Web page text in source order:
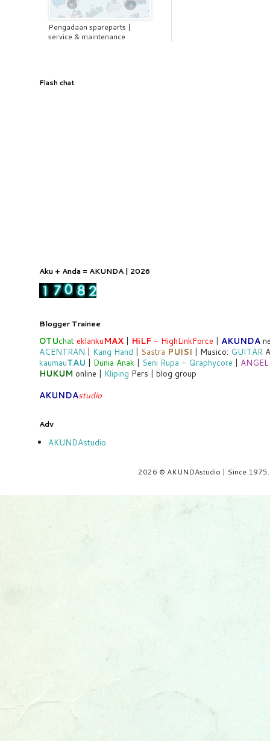
Pengadaan spareparts |
service & maintenance
Flash chat
Aku + Anda = AKUNDA | 2026
Blogger Trainee
OTUchat eklankuMAX | HiLF - HighLinkForce | AKUNDA
ACENTRAN | Kang Hand | Sastra PUISI | Musico: GUITAR
kaumauTAU | Dunia Anak | Seni Rupa - Qraphycore |
HUKUM online | Kliping Pers | blog group
AKUNDAstudio
Adv
AKUNDAstudio
2026 © AKUNDAstudio | Since